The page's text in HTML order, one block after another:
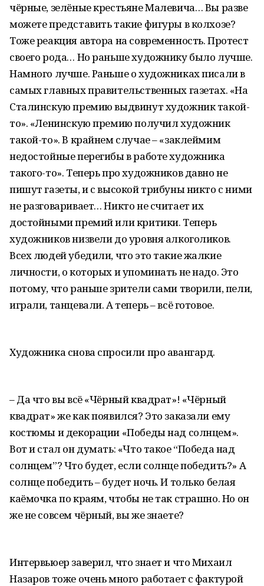
чёрные, зелёные крестьяне Малевича… Вы разве
можете представить такие фигуры в колхозе?
Тоже реакция автора на современность. Протест
своего рода… Но раньше художнику было лучше.
Намного лучше. Раньше о художниках писали в
самых главных правительственных газетах. «На
Сталинскую премию выдвинут художник такой-
то». «Ленинскую премию получил художник
такой-то». В крайнем случае – «заклеймим
недостойные перегибы в работе художника
такого-то». Теперь про художников давно не
пишут газеты, и с высокой трибуны никто с ними
не разговаривает… Никто не считает их
достойными премий или критики. Теперь
художников низвели до уровня алкоголиков.
Всех людей убедили, что это такие жалкие
личности, о которых и упоминать не надо. Это
потому, что раньше зрители сами творили, пели,
играли, танцевали. А теперь – всё готовое.
Художника снова спросили про авангард.
– Да что вы всё «Чёрный квадрат»! «Чёрный
квадрат» же как появился? Это заказали ему
костюмы и декорации «Победы над солнцем».
Вот и стал он думать: «Что такое “Победа над
солнцем”? Что будет, если солнце победить?» А
солнце победить – будет ночь. И только белая
каёмочка по краям, чтобы не так страшно. Но он
же не совсем чёрный, вы же знаете?
Интервьюер заверил, что знает и что Михаил
Назаров тоже очень много работает с фактурой